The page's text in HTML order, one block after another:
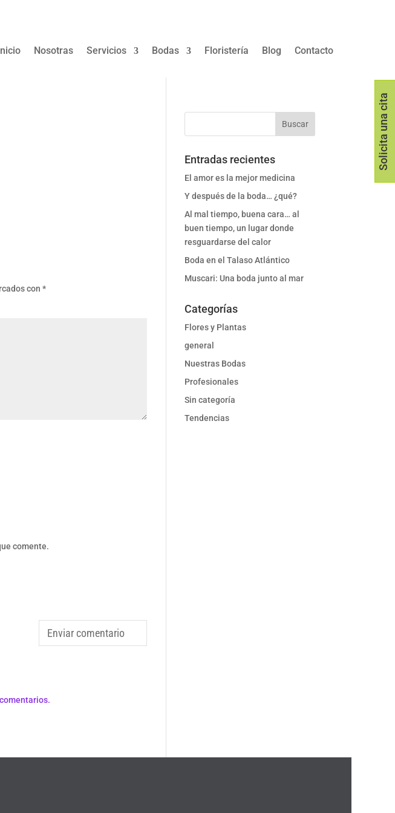
Nosotras Servicios Bodas Floristería Blog Contacto
con *
comente.
Entradas recientes
El amor es la mejor medicina
Y después de la boda… ¿qué?
Al mal tiempo, buena cara… al
buen tiempo, un lugar donde
resguardarse del calor
Boda en el Talaso Atlántico
Muscari: Una boda junto al mar
Categorías
Flores y Plantas
general
Nuestras Bodas
Profesionales
Sin categoría
Tendencias
Solicita una cita